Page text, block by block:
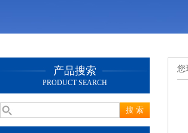
产品搜索
PRODUCT SEARCH
您